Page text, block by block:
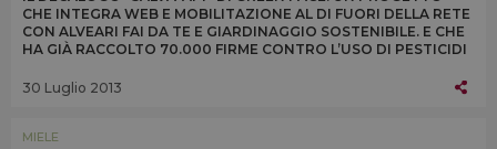
CHE INTEGRA WEB E MOBILITAZIONE AL DI FUORI DELLA RETE
CON ALVEARI FAI DA TE E GIARDINAGGIO SOSTENIBILE. E CHE
HA GIÀ RACCOLTO 70.000 FIRME CONTRO L’USO DI PESTICIDI
30 Luglio 2013
MIELE